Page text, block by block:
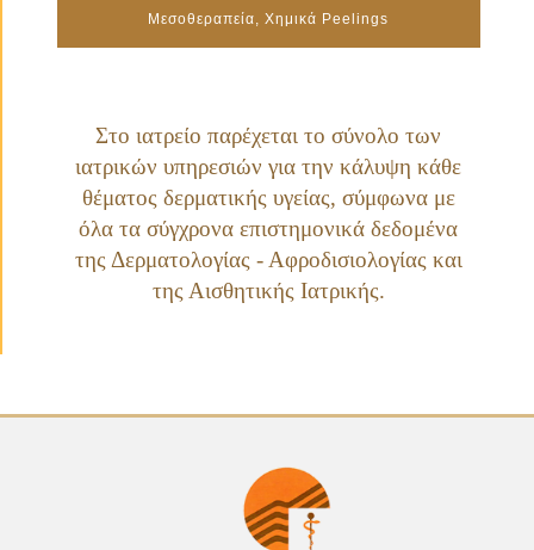
Μεσοθεραπεία, Χημικά Peelings
Στο ιατρείο παρέχεται το σύνολο των
ιατρικών υπηρεσιών για την κάλυψη κάθε
θέματος δερματικής υγείας, σύμφωνα με
όλα τα σύγχρονα επιστημονικά δεδομένα
της Δερματολογίας - Αφροδισιολογίας και
της Αισθητικής Ιατρικής.